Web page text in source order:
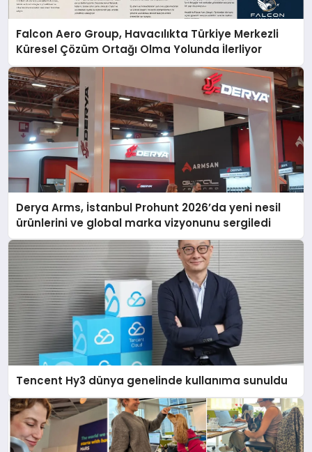
Falcon Aero Group, Havacılıkta Türkiye Merkezli
Küresel Çözüm Ortağı Olma Yolunda İlerliyor
Derya Arms, İstanbul Prohunt 2026’da yeni nesil
ürünlerini ve global marka vizyonunu sergiledi
Tencent Hy3 dünya genelinde kullanıma sunuldu